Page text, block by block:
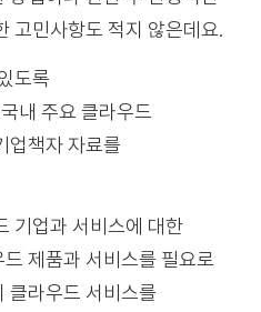
고민사항도 적지 않은데요.
도록
내 주요 클라우드
업책자 자료를
기업과 서비스에 대한
제품과 서비스를 필요로
클라우드 서비스를